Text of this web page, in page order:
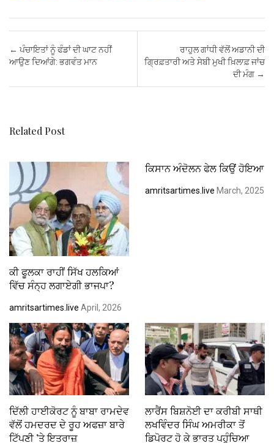
ce
b
o
o
tt
er
ail at
s
p
er ke
n
ail ar
e
Post navigation
← ਪੰਚਾਇਤਾਂ ਨੂੰ ਫੰਡਾਂ ਦੀ ਘਾਟ ਨਹੀਂ
ਆਉਣ ਦਿਆਂਗੇ: ਭਗਵੰਤ ਮਾਨ
ਰਾਹੁਲ ਗਾਂਧੀ ਵੱਲੋਂ ਅਡਾਨੀ ਦੀ
ਗ੍ਰਿਫ਼ਤਾਰੀ ਅਤੇ ਸੇਬੀ ਮੁਖੀ ਖ਼ਿਲਾਫ਼ ਜਾਂਚ
ਦੀ ਮੰਗ →
Related Post
ਕੀ ਫੂਲਕਾ ਰਾਹੀਂ ਸਿੱਖ ਹਲਕਿਆਂ
ਵਿੱਚ ਸੰਨ੍ਹ ਲਗਾਏਗੀ ਭਾਜਪਾ?
amritsartimes.live April, 2026
ਕਿਸਾਨ ਅੰਦੋਲਨ ਫੇਲ ਕਿਉਂ ਹੋਇਆ
amritsartimes.live March, 2025
ਦਿੱਲੀ ਹਾਈਕੋਰਟ ਨੂੰ ਬਾਬਾ ਰਾਮਦੇਵ
ਵੱਲੋਂ ਹਮਦਰਦ ਦੇ ਰੂਹ ਅਫਜ਼ਾ ਬਾਰੇ
ਟਿੱਪਣੀ ’ਤੇ ਇਤਰਾਜ਼
ਲਾਰੈਂਸ ਬਿਸ਼ਨੋਈ ਦਾ ਕਰੀਬੀ ਸਾਥੀ
ਲਖਵਿੰਦਰ ਸਿੰਘ ਅਮਰੀਕਾ ਤੋਂ
ਡਿਪੋਰਟ ਹੋ ਕੇ ਭਾਰਤ ਪਹੁੰਚਿਆ